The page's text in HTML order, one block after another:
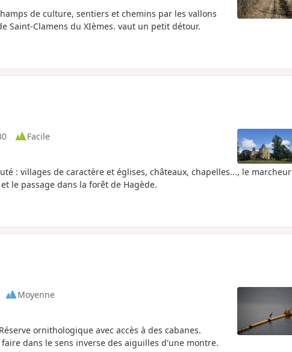
de culture, sentiers et chemins par les vallons
Saint-Clamens du XIèmes. vaut un petit détour.
Facile
: villages de caractère et églises, châteaux, chapelles..., le marcheur
le passage dans la forêt de Hagède.
Moyenne
ornithologique avec accès à des cabanes.
dans le sens inverse des aiguilles d'une montre.